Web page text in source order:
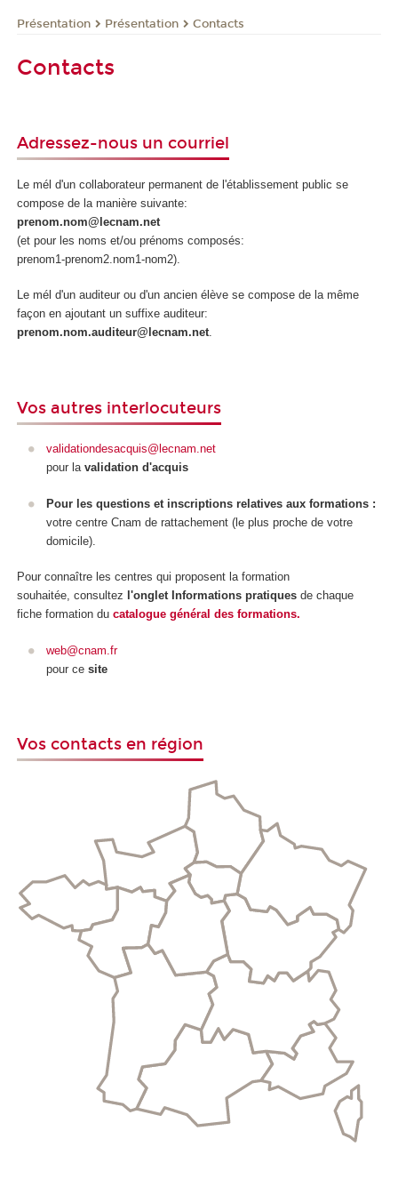
Présentation Présentation Contacts
Contacts
Adressez-nous un courriel
Le mél d'un collaborateur permanent de l'établissement public se
compose de la manière suivante:
prenom.nom@lecnam.net
(et pour les noms et/ou prénoms composés:
prenom1-prenom2.nom1-nom2).
Le mél d'un auditeur ou d'un ancien élève se compose de la même
façon en ajoutant un suffixe auditeur:
prenom.nom.auditeur@lecnam.net.
Vos autres interlocuteurs
validationdesacquis@lecnam.net
pour la validation d'acquis
Pour les questions et inscriptions relatives aux formations :
votre centre Cnam de rattachement (le plus proche de votre
domicile).
Pour connaître les centres qui proposent la formation
souhaitée, consultez l'onglet Informations pratiques de chaque
fiche formation du catalogue général des formations.
web@cnam.fr
pour ce site
Vos contacts en région